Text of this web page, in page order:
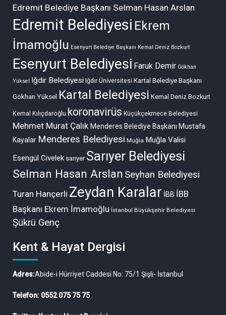
Edremit Belediye Başkanı Selman Hasan Arslan
Edremit Belediyesi Ekrem
İmamoğlu Esenyurt Belediye Başkanı Kemal Deniz Bozkurt
Esenyurt Belediyesi Faruk Demir Gökhan
Yüksel Iğdır Belediyesi Iğdır Üniversitesi Kartal Belediye Başkanı
Gökhan Yüksel Kartal Belediyesi Kemal Deniz Bozkurt
Kemal Kılıçdaroğlu koronavirüs Küçükçekmece Belediyesi
Mehmet Murat Çalık Menderes Belediye Başkanı Mustafa
Kayalar Menderes Belediyesi Muğla Muğla Valisi
Esengül Civelek sarıyer Sarıyer Belediyesi
Selman Hasan Arslan Seyhan Belediyesi
Turan Hançerli Zeydan Karalar İBB İBB
Başkanı Ekrem İmamoğlu İstanbul Büyükşehir Belediyesi
Şükrü Genç
Kent & Hayat Dergisi
Adres:Abide-i Hürriyet Caddesi No: 75/1 Şişli- İstanbul
Telefon: 0552 075 75 75